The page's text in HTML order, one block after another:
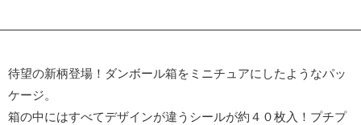
待望の新柄登場！ダンボール箱をミニチュアにしたようなパッ
ケージ。
箱の中にはすべてデザインが違うシールが約４０枚入！プチプ